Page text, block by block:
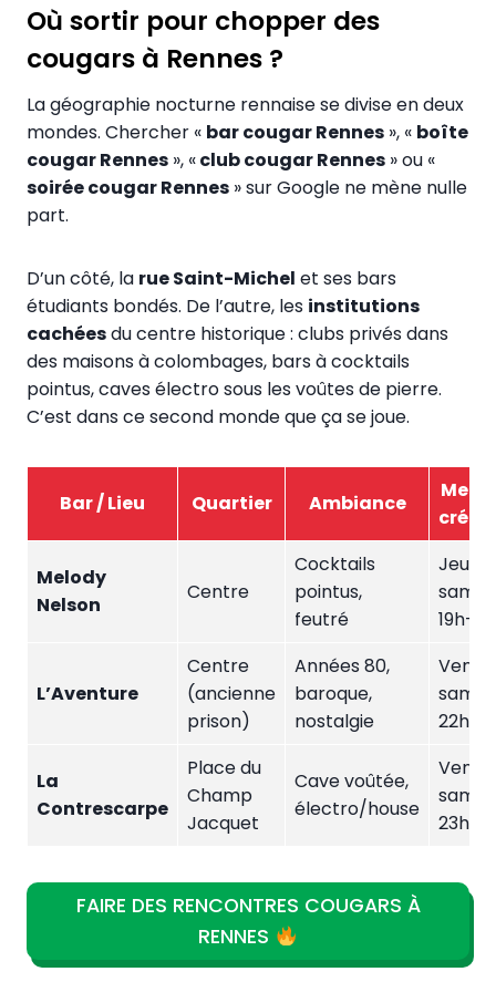
Où sortir pour chopper des
cougars à Rennes ?
La géographie nocturne rennaise se divise en deux
mondes. Chercher « bar cougar Rennes », « boîte
cougar Rennes », «club cougar Rennes » ou «
soirée cougar Rennes » sur Google ne mène nulle
part.
D’un côté, la rue Saint-Michel et ses bars
étudiants bondés. De l’autre, les institutions
cachéesdu centre historique : clubs privés dans
des maisons à colombages, bars à cocktails
pointus, caves électro sous les voûtes de pierre.
C’est dans ce second monde que ça se joue.
Bar / Lieu Quartier Ambiance
Melody
Nelson
Centre
Cocktails
pointus,
feutré
Jeu-
sam,
19h-1h
L’Aventure
Centre
(ancienne
prison)
Années 80,
baroque,
nostalgie
Ven-
sam,
22h-
La
Contrescarpe
Place du
Champ
Jacquet
Cave voûtée,
électro/house
Ven-
sam,
23h-
FAIRE DES RENCONTRES COUGARS À
RENNES